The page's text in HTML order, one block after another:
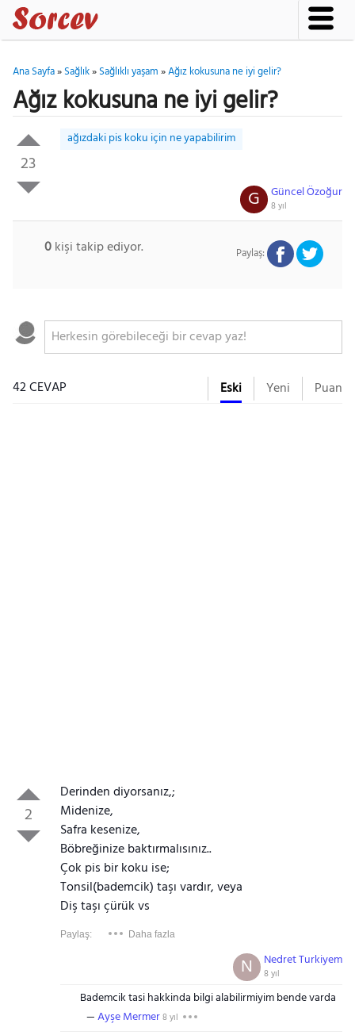
Ana Sayfa»Sağlık»Sağlıklı yaşam»Ağız kokusuna ne iyi gelir?
Ağız kokusuna ne iyi gelir?
23
ağızdaki pis koku için ne yapabilirim
Güncel Özoğur
8 yıl
G
0kişi takip ediyor. Paylaş:
42 CEVAP Eski Yeni Puan
2
Derinden diyorsanız,;
Midenize,
Safra kesenize,
Böbreğinize baktırmalısınız..
Çok pis bir koku ise;
Tonsil(bademcik) taşı vardır, veya
Diş taşı çürük vs
Paylaş: Daha fazla
Nedret Turkiyem
8 yıl
N
Bademcik tasi hakkinda bilgi alabilirmiyim bende varda
Ayşe Mermer8 yıl